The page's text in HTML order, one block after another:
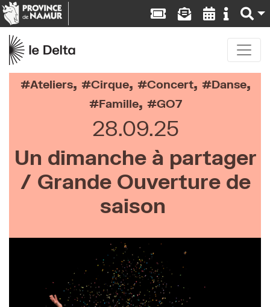
Ateliers, Cirque, Concert, Danse,
Famille, GO7
28.09.25
Un dimanche à partager
/ Grande Ouverture de
saison